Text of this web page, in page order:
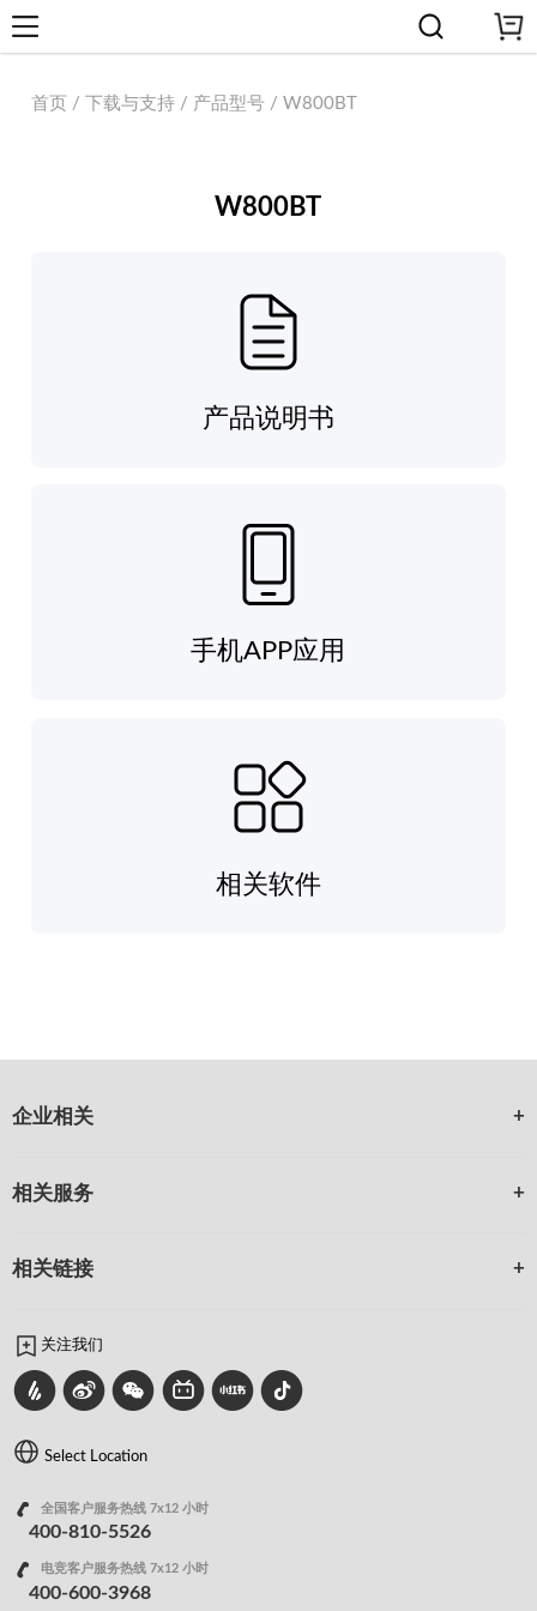
首页 / 下载与支持 / 产品型号 / W800BT
W800BT
产品说明书
手机APP应用
相关软件
企业相关
相关服务
相关链接
关注我们
Select Location
全国客户服务热线 7x12 小时
400-810-5526
电竞客户服务热线 7x12 小时
400-600-3968